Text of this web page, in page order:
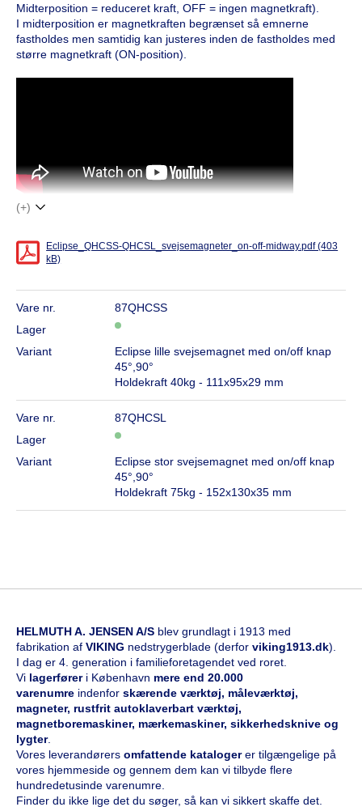
Midterposition = reduceret kraft, OFF = ingen magnetkraft).
I midterposition er magnetkraften begrænset så emnerne
fastholdes men samtidig kan justeres inden de fastholdes med
større magnetkraft (ON-position).
(+)
Eclipse_QHCSS-QHCSL_svejsemagneter_on-off-midway.pdf (403
kB)
Vare nr.
87QHCSS
Lager
Variant
Eclipse lille svejsemagnet med on/off knap
45°,90°
Holdekraft 40kg - 111x95x29 mm
Vare nr.
87QHCSL
Lager
Variant
Eclipse stor svejsemagnet med on/off knap
45°,90°
Holdekraft 75kg - 152x130x35 mm
HELMUTH A. JENSEN A/S blev grundlagt i 1913 med
fabrikation af VIKING nedstrygerblade (derfor viking1913.dk).
I dag er 4. generation i familieforetagendet ved roret.
Vi lagerfører i København mere end 20.000
varenumre indenfor skærende værktøj, måleværktøj,
magneter, rustfrit autoklaverbart værktøj,
magnetboremaskiner, mærkemaskiner, sikkerhedsknive og
lygter.
Vores leverandørers omfattende katalogerer tilgængelige på
vores hjemmeside og gennem dem kan vi tilbyde flere
hundredetusinde varenumre.
Finder du ikke lige det du søger, så kan vi sikkert skaffe det.